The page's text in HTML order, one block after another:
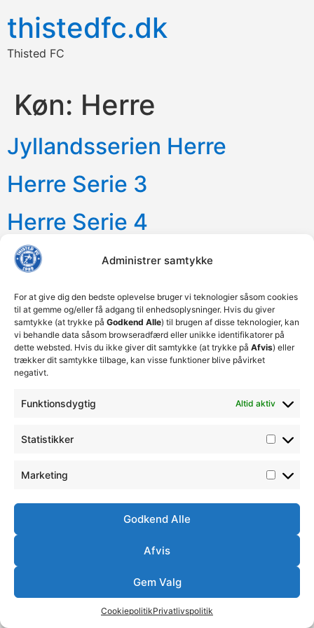
Administrer samtykke
For at give dig den bedste oplevelse bruger vi teknologier såsom cookies
til at gemme og/eller få adgang til enhedsoplysninger. Hvis du giver
samtykke (at trykke på Godkend Alle) til brugen af disse teknologier, kan
vi behandle data såsom browseradfærd eller unikke identifikatorer på
dette websted. Hvis du ikke giver dit samtykke (at trykke på Afvis) eller
trækker dit samtykke tilbage, kan visse funktioner blive påvirket
negativt.
Funktionsdygtig Altid aktiv
Statistikker
Marketing
Godkend Alle
Afvis
Gem Valg
CookiepolitikPrivatlivspolitik
thistedfc.dk
Thisted FC
Køn: Herre
Jyllandsserien Herre
Herre Serie 3
Herre Serie 4